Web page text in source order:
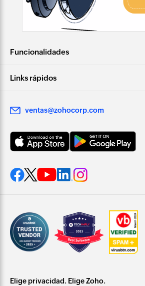
Funcionalidades
Links rápidos
ventas@zohocorp.com
Elige privacidad. Elige Zoho.